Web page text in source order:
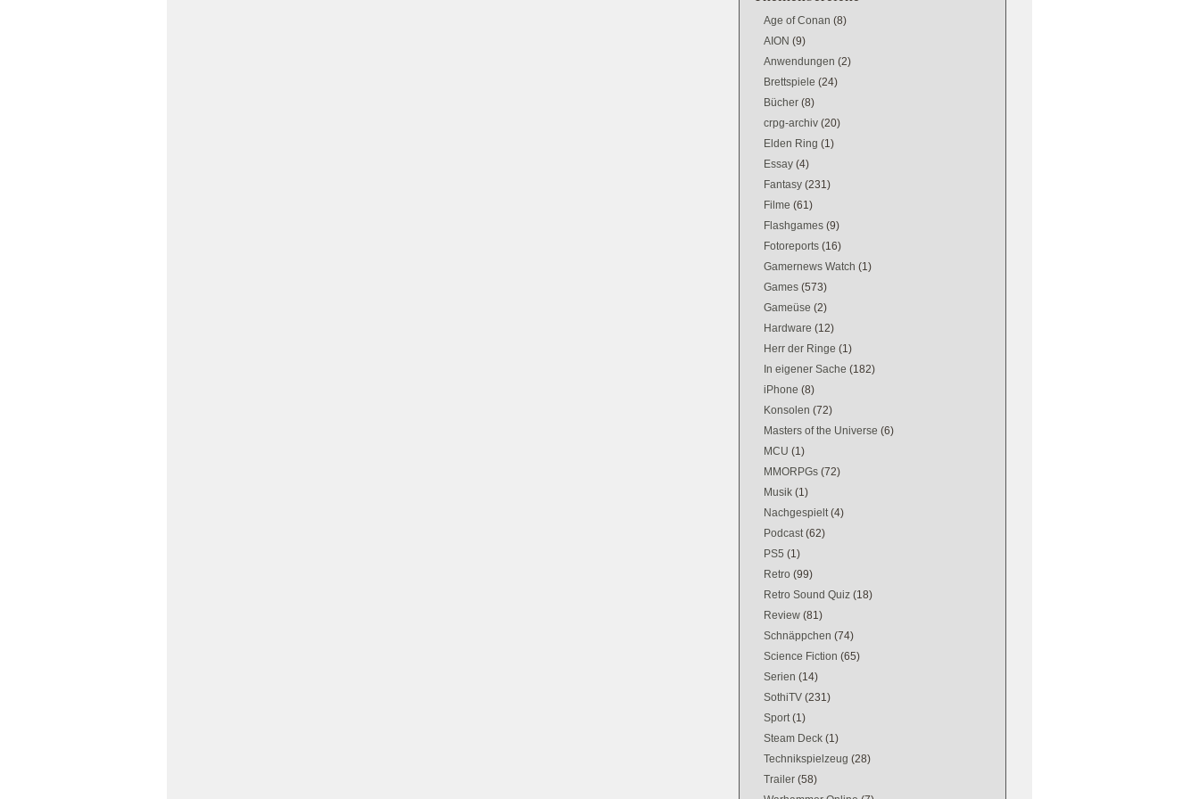
Age of Conan (8)
AION (9)
Anwendungen (2)
Brettspiele (24)
Bücher (8)
crpg-archiv (20)
Elden Ring (1)
Essay (4)
Fantasy (231)
Filme (61)
Flashgames (9)
Fotoreports (16)
Gamernews Watch (1)
Games (573)
Gameüse (2)
Hardware (12)
Herr der Ringe (1)
In eigener Sache (182)
iPhone (8)
Konsolen (72)
Masters of the Universe (6)
MCU (1)
MMORPGs (72)
Musik (1)
Nachgespielt (4)
Podcast (62)
PS5 (1)
Retro (99)
Retro Sound Quiz (18)
Review (81)
Schnäppchen (74)
Science Fiction (65)
Serien (14)
SothiTV (231)
Sport (1)
Steam Deck (1)
Technikspielzeug (28)
Trailer (58)